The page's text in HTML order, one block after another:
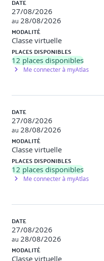
Jour 2
Identifier les
La maîtrise des
La
La communication/
Comprendre
communication/
stratégie RSE de
Identifier les
en place.
DATE
27/08/2026
au 28/08/2026
MODALITÉ
Classe virtuelle
PLACES DISPONIBLES
12 places disponibles
Me connecter à myAtlas
DATE
27/08/2026
au 28/08/2026
MODALITÉ
Classe virtuelle
PLACES DISPONIBLES
12 places disponibles
Me connecter à myAtlas
DATE
27/08/2026
au 28/08/2026
MODALITÉ
Classe virtuelle